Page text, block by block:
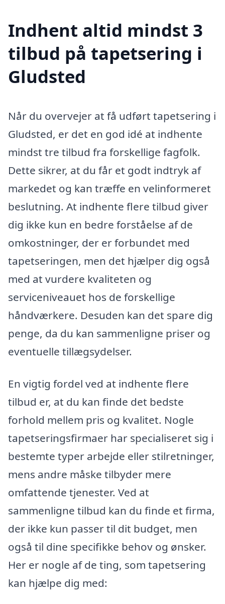
Indhent altid mindst 3
tilbud på tapetsering i
Gludsted
Når du overvejer at få udført tapetsering i
Gludsted, er det en god idé at indhente
mindst tre tilbud fra forskellige fagfolk.
Dette sikrer, at du får et godt indtryk af
markedet og kan træffe en velinformeret
beslutning. At indhente flere tilbud giver
dig ikke kun en bedre forståelse af de
omkostninger, der er forbundet med
tapetseringen, men det hjælper dig også
med at vurdere kvaliteten og
serviceniveauet hos de forskellige
håndværkere. Desuden kan det spare dig
penge, da du kan sammenligne priser og
eventuelle tillægsydelser.
En vigtig fordel ved at indhente flere
tilbud er, at du kan finde det bedste
forhold mellem pris og kvalitet. Nogle
tapetseringsfirmaer har specialiseret sig i
bestemte typer arbejde eller stilretninger,
mens andre måske tilbyder mere
omfattende tjenester. Ved at
sammenligne tilbud kan du finde et firma,
der ikke kun passer til dit budget, men
også til dine specifikke behov og ønsker.
Her er nogle af de ting, som tapetsering
kan hjælpe dig med: